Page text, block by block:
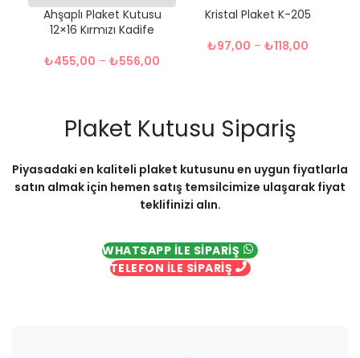
Ahşaplı Plaket Kutusu
12×16 Kırmızı Kadife
₺455,00 – ₺556,00
Kristal Plaket K-205
₺97,00 – ₺118,00
Plaket Kutusu Sipariş
Piyasadaki en kaliteli plaket kutusunu en uygun fiyatlarla
satın almak için hemen satış temsilcimize ulaşarak fiyat
teklifinizi alın.
WHATSAPP İLE SİPARİŞ
TELEFON İLE SİPARİŞ